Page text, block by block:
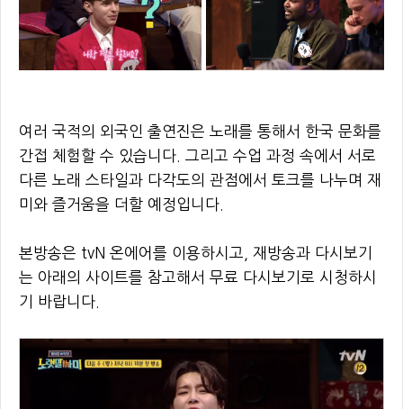
여러 국적의 외국인 출연진은 노래를 통해서 한국 문화를
간접 체험할 수 있습니다. 그리고 수업 과정 속에서 서로
다른 노래 스타일과 다각도의 관점에서 토크를 나누며 재
미와 즐거움을 더할 예정입니다.
본방송은 tvN 온에어를 이용하시고, 재방송과 다시보기
는 아래의 사이트를 참고해서 무료 다시보기로 시청하시
기 바랍니다.